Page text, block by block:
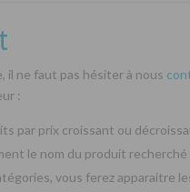
il ne faut pas hésiter à nous
:
par prix croissant ou
le nom du produit recherché
vous ferez apparaitre